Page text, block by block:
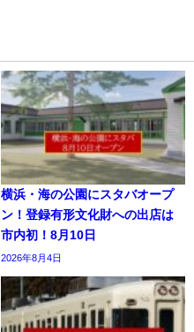
横浜・海の公園にスタバオープ
ン！登録有形文化財への出店は
市内初！8月10日
2026年8月4日